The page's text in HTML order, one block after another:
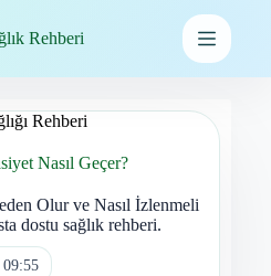
Rehberi
Rehberi
Nasıl Geçer?
Olur ve Nasıl İzlenmeli
dostu sağlık rehberi.